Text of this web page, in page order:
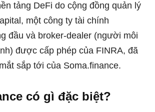
tảng DeFi do cộng đồng quản lý
một công ty tài chính
đầu và broker-dealer (người môi
được cấp phép của FINRA, đã
sắp tới của Soma.finance.
có gì đặc biệt?